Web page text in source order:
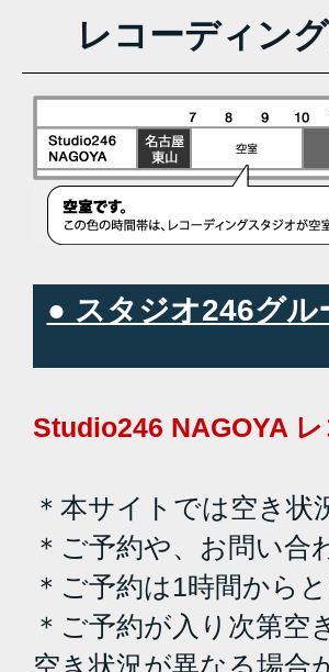
レコーディン
● スタジオ246グ
Studio246 NAGOYA
＊本サイトでは空き
＊ご予約や、お問い
＊ご予約は1時間から
＊ご予約が入り次第
空き状況が異なる場合